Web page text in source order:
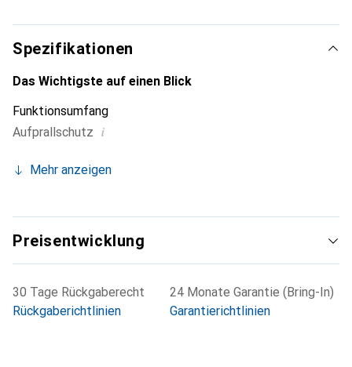
die Marke Noreve eine sichere Wahl für eine
anspruchsvolle Kundschaft.
Spezifikationen
Das Wichtigste auf einen Blick
Funktionsumfang
Aufprallschutz i
Mehr anzeigen
Preisentwicklung
30 Tage Rückgaberecht
Rückgaberichtlinien
24 Monate Garantie (Bring-In)
Garantierichtlinien